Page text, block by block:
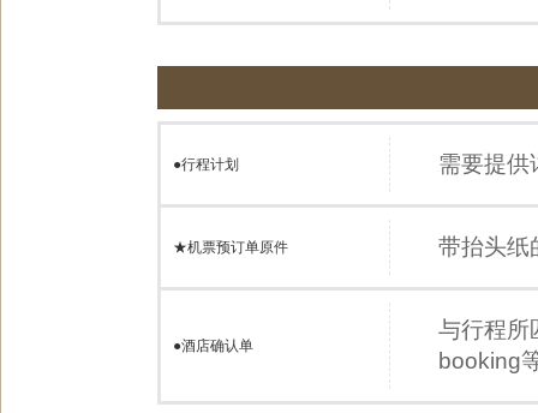
●行程计划 需要提供
★机票预订单原件 带抬头纸
●酒店确认单
与行程所
booking